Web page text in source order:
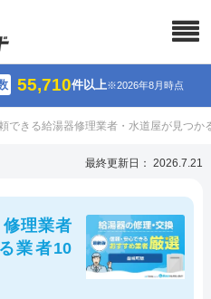
55,710件以上※2026年8月時点
できる給湯器修理業者・水道屋が見つか
最終更新日： 2026.7.21
理業者
業者10